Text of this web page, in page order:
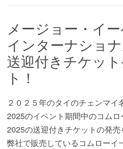
k
n
メージョー・イ
インターナショ
送迎付きチケッ
ト！
２０２５年のタイのチェンマ
2025のイベント期間中のコム
2025の送迎付きチケットの発売
弊社で販売しているコムローイ